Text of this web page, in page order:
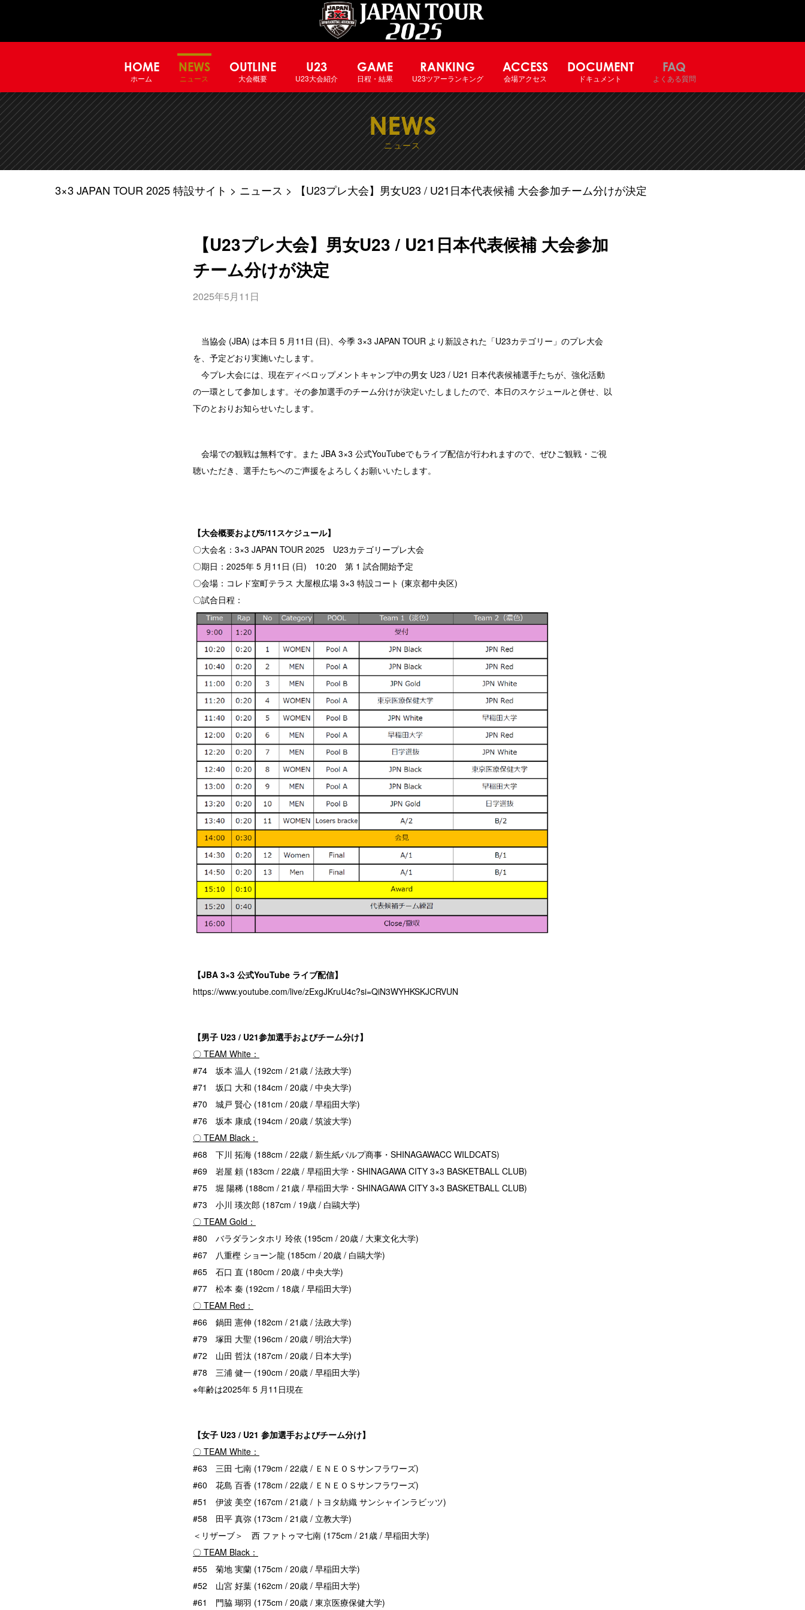
HOME
ホーム
NEWS
ニュース
OUTLINE
大会概要
U23
U23大会紹介
GAME
日程・結果
RANKING
U23ツアーランキング
ACCESS
会場アクセス
DOCUMENT
ドキュメント
FAQ
よくある質問
NEWS
ニュース
3×3 JAPAN TOUR 2025 特設サイト ニュース 【U23プレ大会】男女U23 / U21日本代表候補 大会参加チーム分けが決定
【U23プレ大会】男女U23 / U21日本代表候補 大会参加
チーム分けが決定
2025年5月11日
当協会 (JBA) は本日 5 月11日 (日)、今季 3×3 JAPAN TOUR より新設された「U23カテゴリー」のプレ大会
を、予定どおり実施いたします。
今プレ大会には、現在ディベロップメントキャンプ中の男女 U23 / U21 日本代表候補選手たちが、強化活動
の一環として参加します。その参加選手のチーム分けが決定いたしましたので、本日のスケジュールと併せ、以
下のとおりお知らせいたします。
会場での観戦は無料です。また JBA 3×3 公式YouTubeでもライブ配信が行われますので、ぜひご観戦・ご視
聴いただき、選手たちへのご声援をよろしくお願いいたします。
【大会概要および5/11スケジュール】
〇大会名：3×3 JAPAN TOUR 2025 U23カテゴリープレ大会
〇期日：2025年 5 月11日 (日) 10:20 第 1 試合開始予定
〇会場：コレド室町テラス 大屋根広場 3×3 特設コート (東京都中央区)
〇試合日程：
【JBA 3×3 公式YouTube ライブ配信】
https://www.youtube.com/live/zExgJKruU4c?si=QiN3WYHKSKJCRVUN
【男子 U23 / U21参加選手およびチーム分け】
〇 TEAM White：
#74 坂本 温人 (192cm / 21歳 / 法政大学)
#71 坂口 大和 (184cm / 20歳 / 中央大学)
#70 城戸 賢心 (181cm / 20歳 / 早稲田大学)
#76 坂本 康成 (194cm / 20歳 / 筑波大学)
〇 TEAM Black：
#68 下川 拓海 (188cm / 22歳 / 新生紙パルプ商事・SHINAGAWACC WILDCATS)
#69 岩屋 頼 (183cm / 22歳 / 早稲田大学・SHINAGAWA CITY 3×3 BASKETBALL CLUB)
#75 堀 陽稀 (188cm / 21歳 / 早稲田大学・SHINAGAWA CITY 3×3 BASKETBALL CLUB)
#73 小川 瑛次郎 (187cm / 19歳 / 白鷗大学)
〇 TEAM Gold：
#80 バラダランタホリ 玲依 (195cm / 20歳 / 大東文化大学)
#67 八重樫 ショーン龍 (185cm / 20歳 / 白鷗大学)
#65 石口 直 (180cm / 20歳 / 中央大学)
#77 松本 秦 (192cm / 18歳 / 早稲田大学)
〇 TEAM Red：
#66 鍋田 憲伸 (182cm / 21歳 / 法政大学)
#79 塚田 大聖 (196cm / 20歳 / 明治大学)
#72 山田 哲汰 (187cm / 20歳 / 日本大学)
#78 三浦 健一 (190cm / 20歳 / 早稲田大学)
※年齢は2025年 5 月11日現在
【女子 U23 / U21 参加選手およびチーム分け】
〇 TEAM White：
#63 三田 七南 (179cm / 22歳 / ＥＮＥＯＳサンフラワーズ)
#60 花島 百香 (178cm / 22歳 / ＥＮＥＯＳサンフラワーズ)
#51 伊波 美空 (167cm / 21歳 / トヨタ紡織 サンシャインラビッツ)
#58 田平 真弥 (173cm / 21歳 / 立教大学)
＜リザーブ＞ 西 ファトゥマ七南 (175cm / 21歳 / 早稲田大学)
〇 TEAM Black：
#55 菊地 実蘭 (175cm / 20歳 / 早稲田大学)
#52 山宮 好葉 (162cm / 20歳 / 早稲田大学)
#61 門脇 瑚羽 (175cm / 20歳 / 東京医療保健大学)